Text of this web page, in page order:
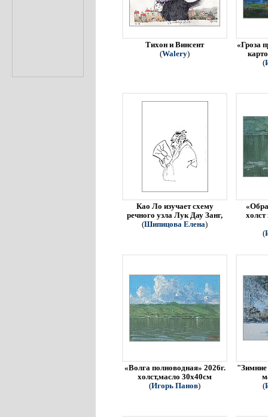
Тихон и Винсент
(Walery)
«Гроза
(
Као Ло изучает схему
речного узла Лук Дау Занг,
(Шипицова Елена)
холст
(
«Волга полноводная» 2026г.
холст,масло 30х40см
(Игорь Панов)
"Зимние
(